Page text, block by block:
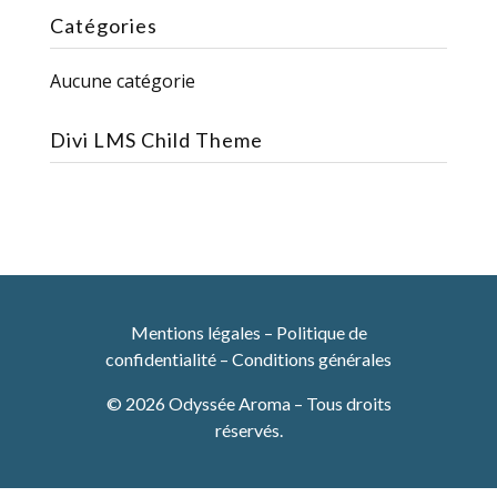
Catégories
Aucune catégorie
Divi LMS Child Theme
Mentions légales – Politique de
confidentialité – Conditions générales
© 2026 Odyssée Aroma – Tous droits
réservés.